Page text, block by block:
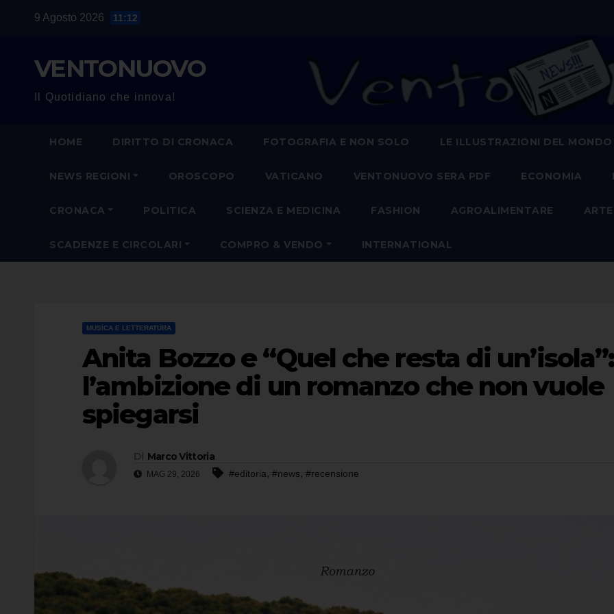
9 Agosto 2026 11:12
VENTONUOVO
Il Quotidiano che innova!
HOME DIRITTO DI CRONACA FOTOGRAFIA E NON SOLO LE ILLUSTRAZIONI DEL
NEWS REGIONI OROSCOPO VATICANO VENTONUOVO SERA PDF ECONOMIA
CRONACA POLITICA SCIENZA E MEDICINA FASHION AGROALIMENTARE ARTE
SCADENZE E CIRCOLARI COMPRO & VENDO INTERNATIONAL
MUSICA E LETTERATURA
Anita Bozzo e “Quel che resta di un’isola”:
l’ambizione di un romanzo che non vuole
spiegarsi
Marco Vittoria
MAG 29, 2026 #editoria, #news, #recensione